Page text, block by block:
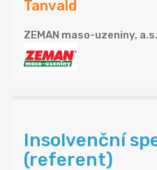
Tanvald
ZEMAN maso-uzeniny, a.s.
Insolvenční
(referent)